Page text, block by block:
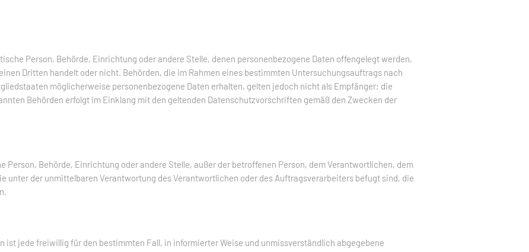
Person, Behörde, Einrichtung oder andere Stelle, denen personenbezogene Daten offengelegt werden,
Dritten handelt oder nicht. Behörden, die im Rahmen eines bestimmten Untersuchungsauftrags nach
möglicherweise personenbezogene Daten erhalten, gelten jedoch nicht als Empfänger; die
Behörden erfolgt im Einklang mit den geltenden Datenschutzvorschriften gemäß den Zwecken der
Person, Behörde, Einrichtung oder andere Stelle, außer der betroffenen Person, dem Verantwortlichen, dem
unter der unmittelbaren Verantwortung des Verantwortlichen oder des Auftragsverarbeiters befugt sind, die
ist jede freiwillig für den bestimmten Fall, in informierter Weise und unmissverständlich abgegebene